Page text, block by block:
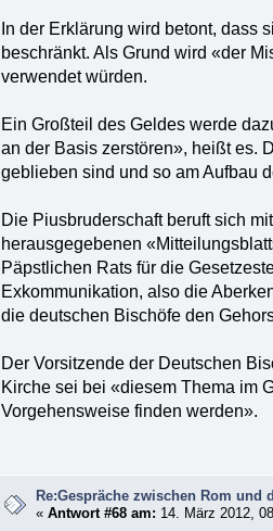
In der Erklärung wird betont, dass
beschränkt. Als Grund wird «der
verwendet würden.
Ein Großteil des Geldes werde
an der Basis zerstören», heißt es.
geblieben sind und so am Aufbau
Die Piusbruderschaft beruft sich
herausgegebenen
Päpstlichen Rats für die
Exkommunikation, also die
die deutschen Bischöfe den
Der Vorsitzende der Deutschen
Kirche sei bei «diesem Thema im
Vorgehensweise finden werden».
Re:Gespräche zwischen Rom und
«Antwort #68 am: 14. März 2012,